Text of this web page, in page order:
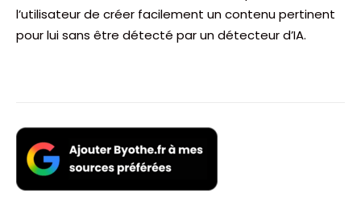
l’utilisateur de créer facilement un contenu pertinent
pour lui sans être détecté par un détecteur d’IA.